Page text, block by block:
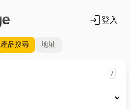
login登入
產品搜尋 地址
/